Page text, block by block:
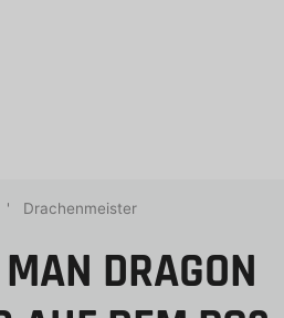
' Drachenmeister
DRAGON